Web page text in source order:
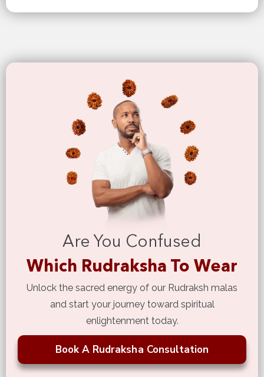
Are You Confused
Which Rudraksha To Wear
Unlock the sacred energy of our Rudraksh malas
and start your journey toward spiritual
enlightenment today.
Book A Rudraksha Consultation